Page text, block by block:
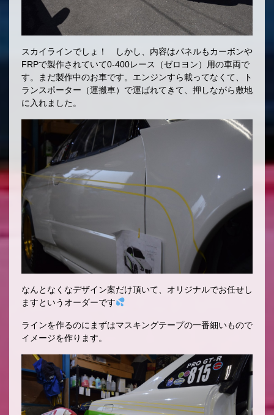
スカイラインでしょ！ しかし、内容はパネルもカーボンや
FRPで製作されていて0-400レース（ゼロヨン）用の車両で
す。まだ製作中のお車です。エンジンすら載ってなくて、ト
ランスポーター（運搬車）で運ばれてきて、押しながら敷地
に入れました。
なんとなくなデザイン案だけ頂いて、オリジナルでお任せし
ますというオーダーです
ラインを作るのにまずはマスキングテープの一番細いもので
イメージを作ります。